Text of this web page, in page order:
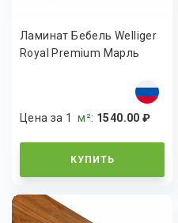
Ламинат Бебель Welliger
Royal Premium Марль
Цена за 1м²: 1540.00 ₽
КУПИТЬ